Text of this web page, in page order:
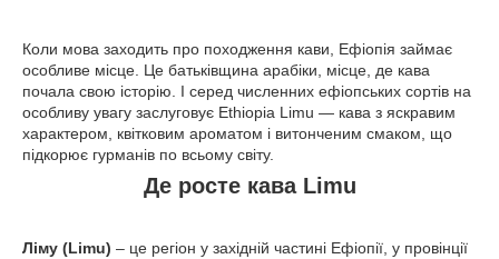
Коли мова заходить про походження кави, Ефіопія займає
особливе місце. Це батьківщина арабіки, місце, де кава
почала свою історію. І серед численних ефіопських сортів на
особливу увагу заслуговує Ethiopia Limu — кава з яскравим
характером, квітковим ароматом і витонченим смаком, що
підкорює гурманів по всьому світу.
Де росте кава Limu
Ліму (Limu) – це регіон у західній частині Ефіопії, у провінції